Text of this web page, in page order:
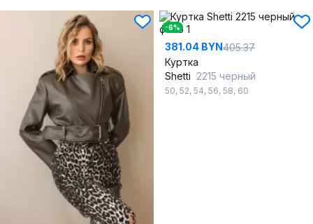
-6%
381.04 BYN405.37
Куртка
Shetti 2215 черный
50, 52, 54, 56, 58, 60